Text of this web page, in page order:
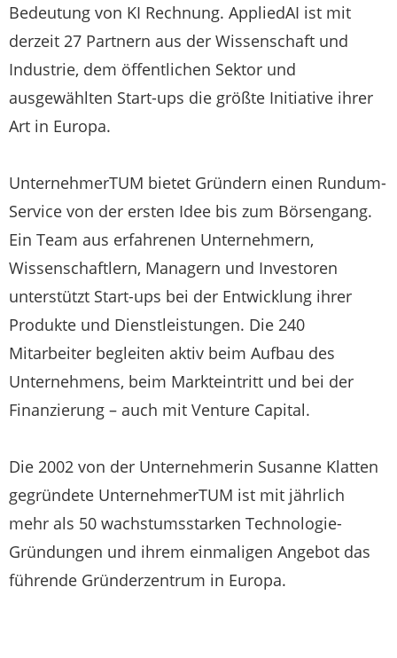
Bedeutung von KI Rechnung. AppliedAI ist mit
derzeit 27 Partnern aus der Wissenschaft und
Industrie, dem öffentlichen Sektor und
ausgewählten Start-ups die größte Initiative ihrer
Art in Europa.
UnternehmerTUM bietet Gründern einen Rundum-
Service von der ersten Idee bis zum Börsengang.
Ein Team aus erfahrenen Unternehmern,
Wissenschaftlern, Managern und Investoren
unterstützt Start-ups bei der Entwicklung ihrer
Produkte und Dienstleistungen. Die 240
Mitarbeiter begleiten aktiv beim Aufbau des
Unternehmens, beim Markteintritt und bei der
Finanzierung – auch mit Venture Capital.
Die 2002 von der Unternehmerin Susanne Klatten
gegründete UnternehmerTUM ist mit jährlich
mehr als 50 wachstumsstarken Technologie-
Gründungen und ihrem einmaligen Angebot das
führende Gründerzentrum in Europa.